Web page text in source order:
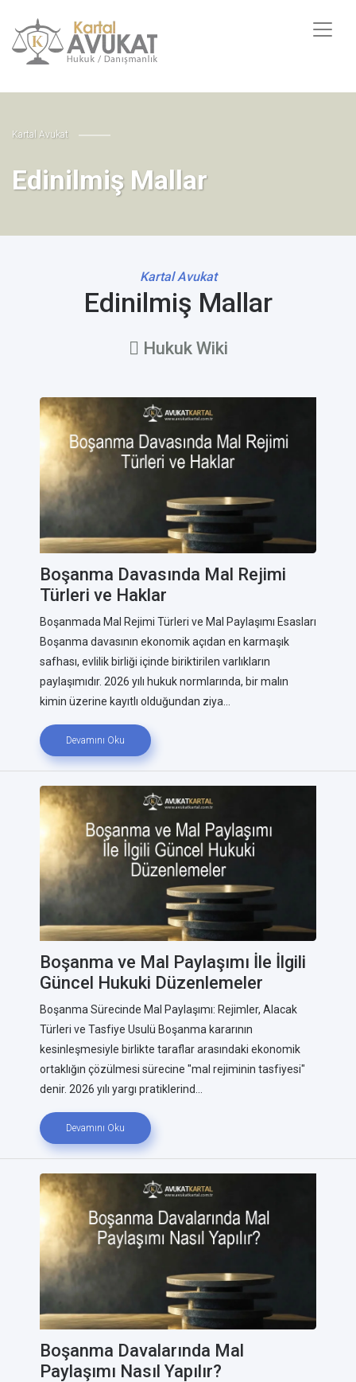
Kartal Avukat
Edinilmiş Mallar
Kartal Avukat
Edinilmiş Mallar
Hukuk Wiki
Boşanma Davasında Mal Rejimi
Türleri ve Haklar
Boşanmada Mal Rejimi Türleri ve Mal Paylaşımı Esasları
Boşanma davasının ekonomik açıdan en karmaşık
safhası, evlilik birliği içinde biriktirilen varlıkların
paylaşımıdır. 2026 yılı hukuk normlarında, bir malın
kimin üzerine kayıtlı olduğundan ziya...
Devamını Oku
Boşanma ve Mal Paylaşımı İle İlgili
Güncel Hukuki Düzenlemeler
Boşanma Sürecinde Mal Paylaşımı: Rejimler, Alacak
Türleri ve Tasfiye Usulü Boşanma kararının
kesinleşmesiyle birlikte taraflar arasındaki ekonomik
ortaklığın çözülmesi sürecine "mal rejiminin tasfiyesi"
denir. 2026 yılı yargı pratiklerind...
Devamını Oku
Boşanma Davalarında Mal
Paylaşımı Nasıl Yapılır?